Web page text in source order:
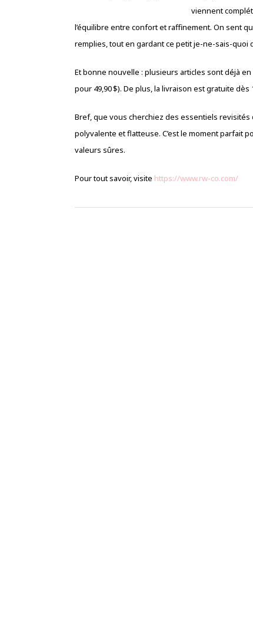
viennent
l’équilibre entre confort et raffinement. On sent
remplies, tout en gardant ce petit je-ne-sais-quoi
Et bonne nouvelle : plusieurs articles sont déjà
pour 49,90 $). De plus, la livraison est gratuite
Bref, que vous cherchiez des essentiels
polyvalente et flatteuse. C’est le moment parfait
valeurs sûres.
Pour tout savoir, visite https://www.rw-co.com/